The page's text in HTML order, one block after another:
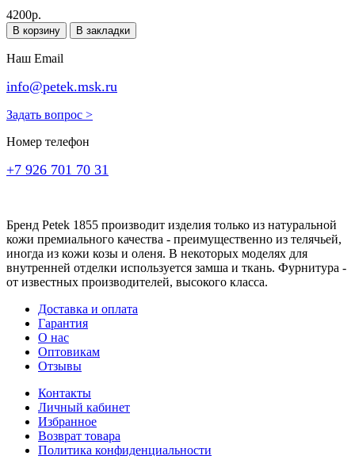
4200р.
В корзину В закладки
Наш Email
info@petek.msk.ru
Задать вопрос >
Номер телефон
+7 926 701 70 31
Бренд Petek 1855 производит изделия только из натуральной
кожи премиального качества - преимущественно из телячьей,
иногда из кожи козы и оленя. В некоторых моделях для
внутренней отделки используется замша и ткань. Фурнитура -
от известных производителей, высокого класса.
Доставка и оплата
Гарантия
О нас
Оптовикам
Отзывы
Контакты
Личный кабинет
Избранное
Возврат товара
Политика конфиденциальности